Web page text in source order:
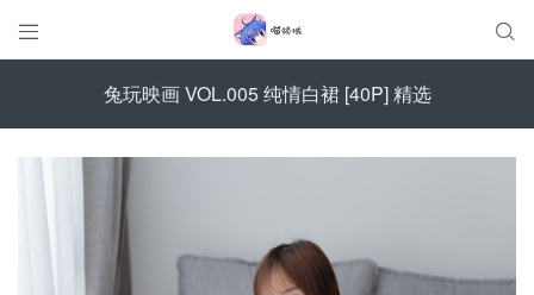
 
兔玩映画 VOL.005 纯情白裙 [40P] 精选